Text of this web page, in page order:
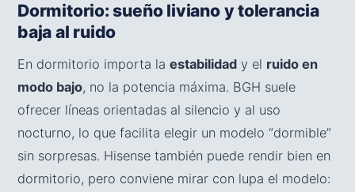
Dormitorio: sueño liviano y tolerancia
baja al ruido
En dormitorio importa la estabilidad y el ruido en
modo bajo, no la potencia máxima. BGH suele
ofrecer líneas orientadas al silencio y al uso
nocturno, lo que facilita elegir un modelo “dormible”
sin sorpresas. Hisense también puede rendir bien en
dormitorio, pero conviene mirar con lupa el modelo: